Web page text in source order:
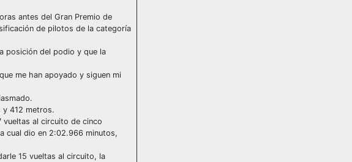
antes del Gran Premio de
de pilotos de la categoría
posición del podio y que la
me han apoyado y siguen mi
y 412 metros.
vueltas al circuito de cinco
cual dio en 2:02.966 minutos,
15 vueltas al circuito, la